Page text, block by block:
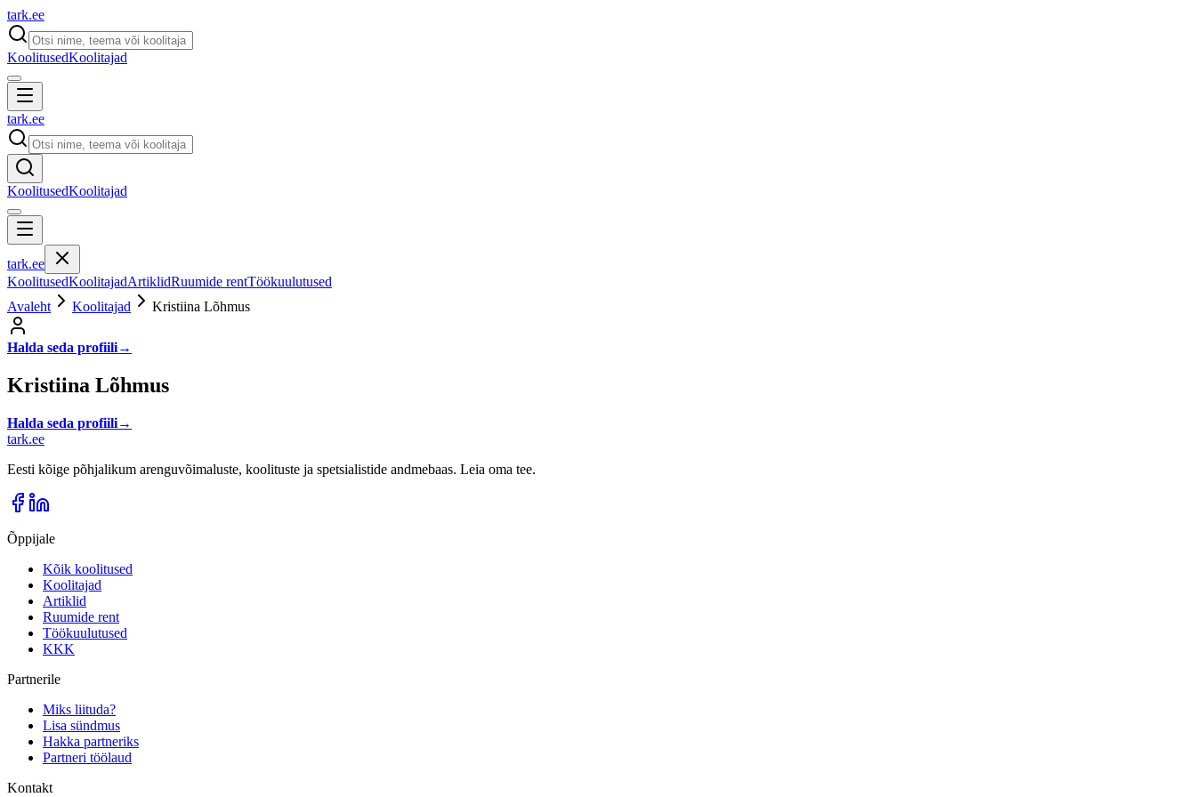
tark.ee
KoolitusedKoolitajad
tark.ee
KoolitusedKoolitajad
tark.ee
KoolitusedKoolitajadArtiklidRuumide rentTöökuulutused
Avaleht
Koolitajad Kristiina Lõhmus
Halda seda profiili→
Kristiina Lõhmus
Halda seda profiili→
tark.ee
Eesti kõige põhjalikum arenguvõimaluste, koolituste ja spetsialistide andmebaas. Leia oma tee.
Õppijale
Kõik koolitused
Koolitajad
Artiklid
Ruumide rent
Töökuulutused
KKK
Partnerile
Miks liituda?
Lisa sündmus
Hakka partneriks
Partneri töölaud
Kontakt